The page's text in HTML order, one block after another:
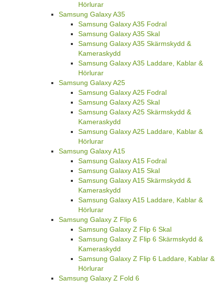
Hörlurar
Samsung Galaxy A35
Samsung Galaxy A35 Fodral
Samsung Galaxy A35 Skal
Samsung Galaxy A35 Skärmskydd &
Kameraskydd
Samsung Galaxy A35 Laddare, Kablar &
Hörlurar
Samsung Galaxy A25
Samsung Galaxy A25 Fodral
Samsung Galaxy A25 Skal
Samsung Galaxy A25 Skärmskydd &
Kameraskydd
Samsung Galaxy A25 Laddare, Kablar &
Hörlurar
Samsung Galaxy A15
Samsung Galaxy A15 Fodral
Samsung Galaxy A15 Skal
Samsung Galaxy A15 Skärmskydd &
Kameraskydd
Samsung Galaxy A15 Laddare, Kablar &
Hörlurar
Samsung Galaxy Z Flip 6
Samsung Galaxy Z Flip 6 Skal
Samsung Galaxy Z Flip 6 Skärmskydd &
Kameraskydd
Samsung Galaxy Z Flip 6 Laddare, Kablar &
Hörlurar
Samsung Galaxy Z Fold 6